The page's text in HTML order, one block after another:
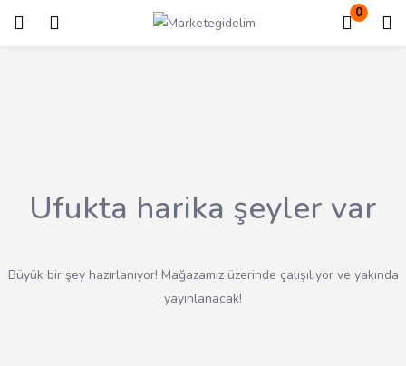
0
Giriş Kayıt ol
Ufukta harika şeyler var
Büyük bir şey hazırlanıyor! Mağazamız üzerinde çalışılıyor ve yakında
yayınlanacak!